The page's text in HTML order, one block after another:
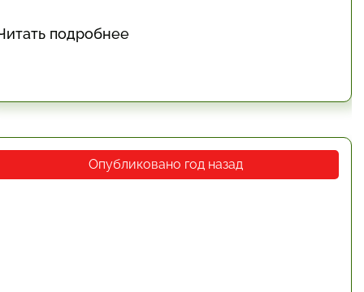
гипертонией: DASH диета
подробнее
Опубликовано год назад